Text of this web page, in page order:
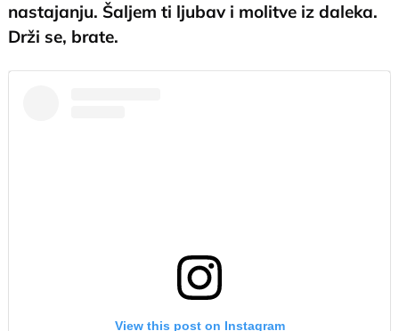
nastajanju. Šaljem ti ljubav i molitve iz daleka.
Drži se, brate.
View this post on Instagram